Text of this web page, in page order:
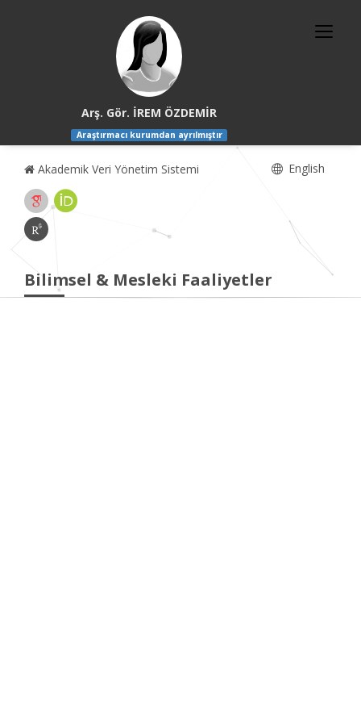
Arş. Gör. İREM ÖZDEMİR
Araştırmacı kurumdan ayrılmıştır
Akademik Veri Yönetim Sistemi English
Bilimsel & Mesleki Faaliyetler